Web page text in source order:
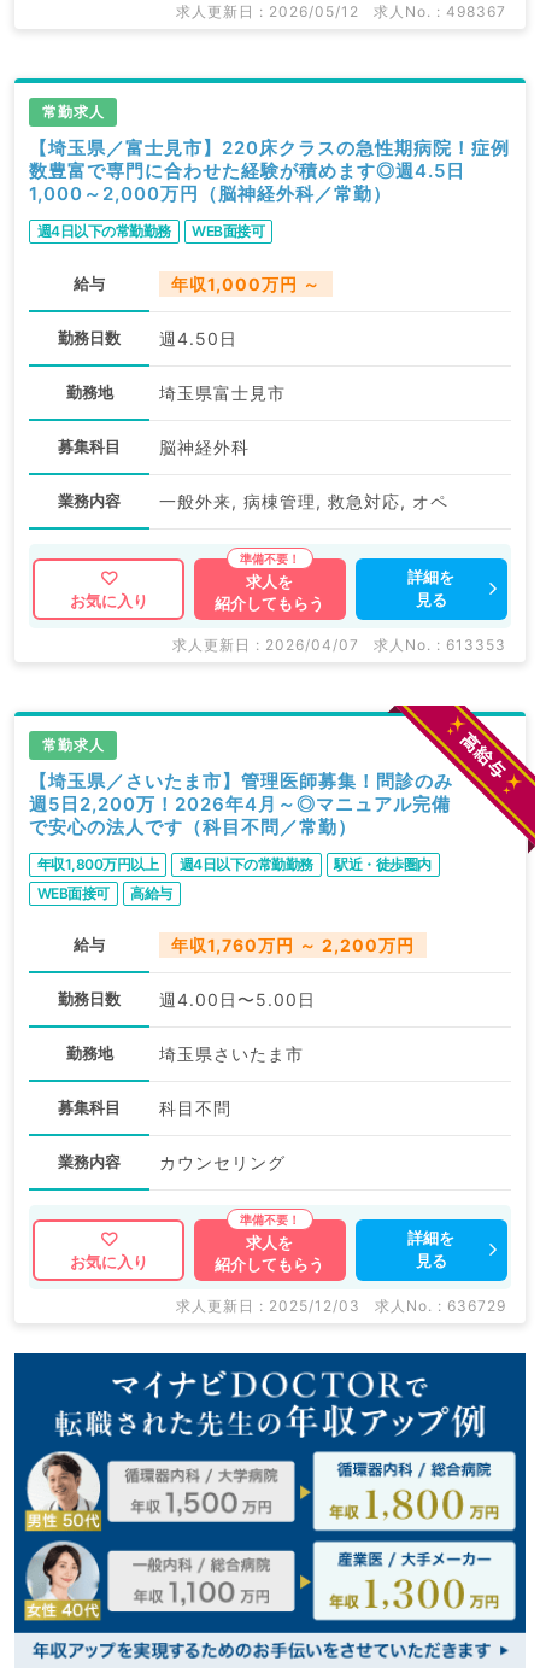
求人更新日 : 2026/05/12 求人No. : 498367
常勤求人
【埼玉県／富士見市】220床クラスの急性期病院！症例
数豊富で専門に合わせた経験が積めます◎週4.5日
1,000～2,000万円（脳神経外科／常勤）
週4日以下の常勤勤務 WEB面接可
給与 年収1,000万円 ～
勤務日数 週4.50日
勤務地 埼玉県富士見市
募集科目 脳神経外科
業務内容 一般外来, 病棟管理, 救急対応, オペ
お気に入り
求人を
紹介してもらう
詳細を
見る
求人更新日 : 2026/04/07 求人No. : 613353
常勤求人
【埼玉県／さいたま市】管理医師募集！問診のみ
週5日2,200万！2026年4月～◎マニュアル完備
で安心の法人です（科目不問／常勤）
年収1,800万円以上 週4日以下の常勤勤務
駅近・徒歩圏内
WEB面接可
高給与
給与 年収1,760万円 ～ 2,200万円
勤務日数 週4.00日〜5.00日
勤務地 埼玉県さいたま市
募集科目 科目不問
業務内容 カウンセリング
お気に入り
求人を
紹介してもらう
詳細を
見る
求人更新日 : 2025/12/03 求人No. : 636729